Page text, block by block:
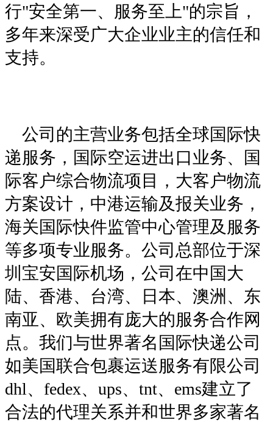
行"安全第一、服务至上"的宗旨，
多年来深受广大企业业主的信任和
支持。
公司的主营业务包括全球国际快
递服务，国际空运进出口业务、国
际客户综合物流项目，大客户物流
方案设计，中港运输及报关业务，
海关国际快件监管中心管理及服务
等多项专业服务。公司总部位于深
圳宝安国际机场，公司在中国大
陆、香港、台湾、日本、澳洲、东
南亚、欧美拥有庞大的服务合作网
点。我们与世界著名国际快递公司
如美国联合包裹运送服务有限公司
dhl、fedex、ups、tnt、ems建立了
合法的代理关系并和世界多家著名